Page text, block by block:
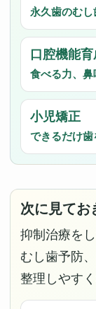
永久歯のむし
口腔機能育
食べる力、鼻
小児矯正
できるだけ歯
次に見てお
抑制治療を
むし歯予防
整理しやすく